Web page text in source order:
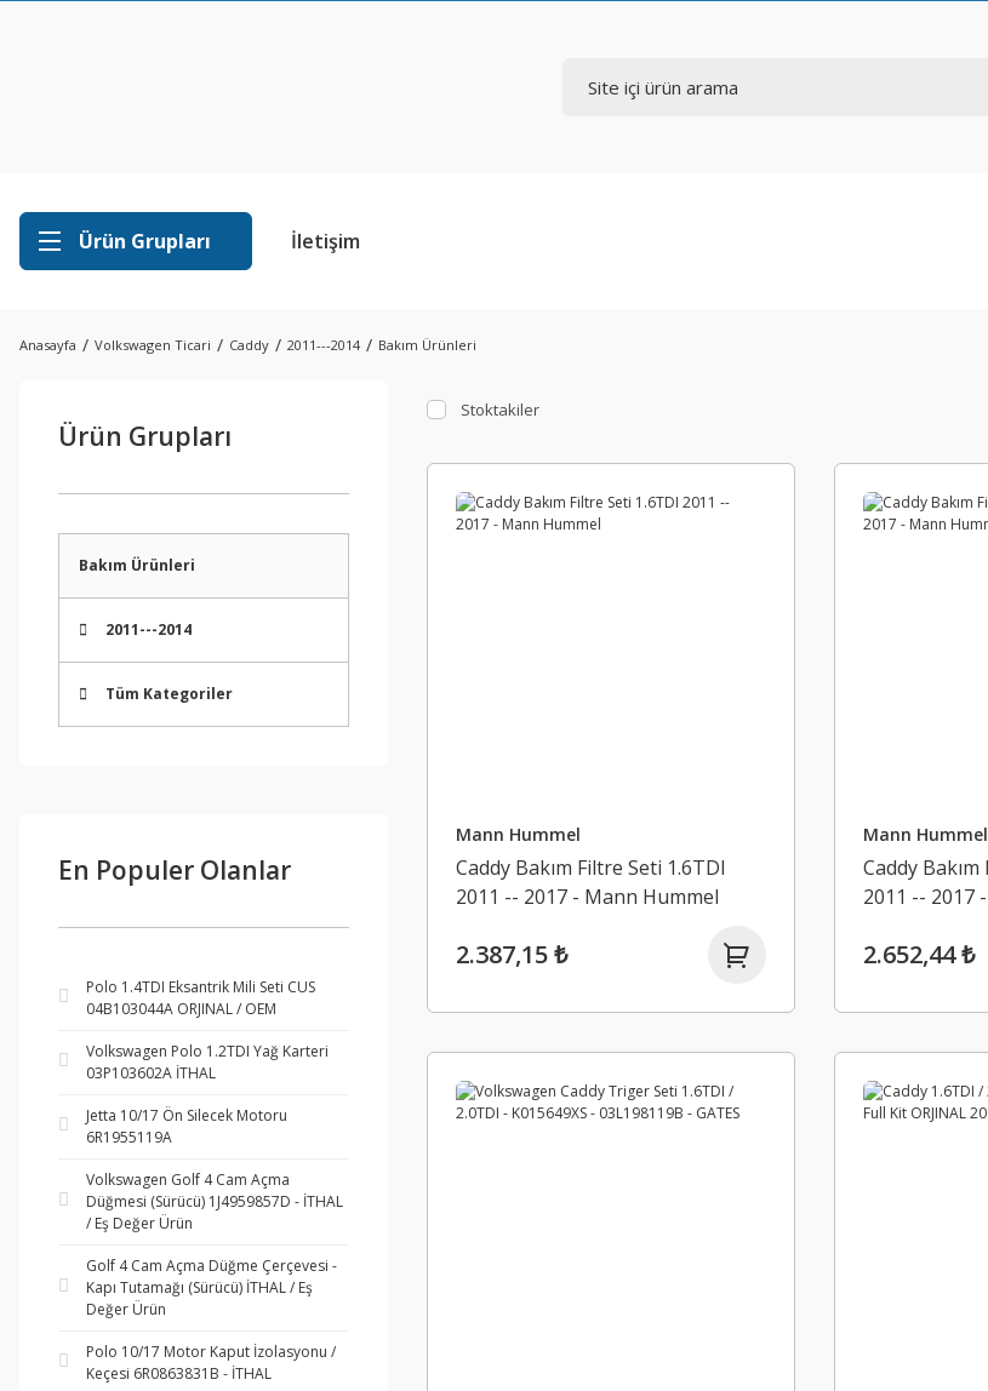
Ürün Grupları İletişim
Anasayfa Volkswagen Ticari Caddy 2011---2014 Bakım Ürünleri
Ürün Grupları
Bakım Ürünleri
2011---2014
Tüm Kategoriler
En Populer Olanlar
Polo 1.4TDI Eksantrik Mili Seti CUS
04B103044A ORJINAL / OEM
Volkswagen Polo 1.2TDI Yağ Karteri
03P103602A İTHAL
Jetta 10/17 Ön Silecek Motoru
6R1955119A
Volkswagen Golf 4 Cam Açma
Düğmesi (Sürücü) 1J4959857D - İTHAL
/ Eş Değer Ürün
Golf 4 Cam Açma Düğme Çerçevesi -
Kapı Tutamağı (Sürücü) İTHAL / Eş
Değer Ürün
Polo 10/17 Motor Kaput İzolasyonu /
Keçesi 6R0863831B - İTHAL
Stoktakiler
Mann Hummel
Caddy Bakım Filtre Seti 1.6TDI
2011 -- 2017 - Mann Hummel
2.387,15 ₺
Mann Hummel
Caddy
2011 -- 2017
2.652,44 ₺